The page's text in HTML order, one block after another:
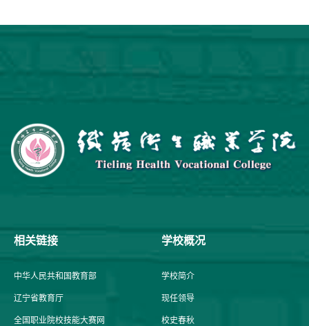
相关链接
中华人民共和国教育部
辽宁省教育厅
全国职业院校技能大赛网
学校概况
学校简介
现任领导
校史春秋